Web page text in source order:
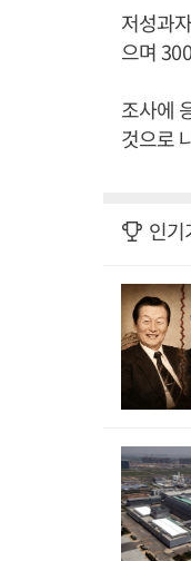
저성과
으며
조사에
것으로
인기